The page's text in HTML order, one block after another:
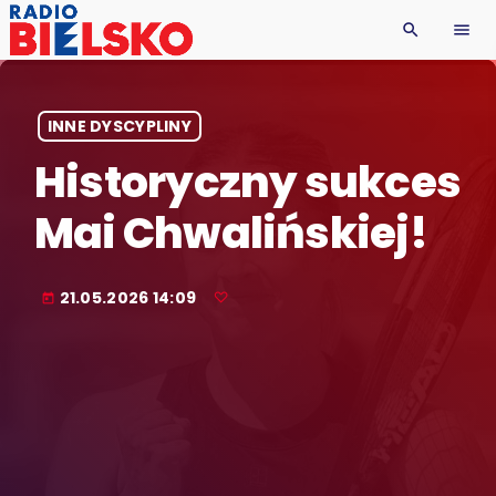
search menu
INNE DYSCYPLINY
Historyczny sukces
Mai Chwalińskiej!
today 21.05.2026 14:09